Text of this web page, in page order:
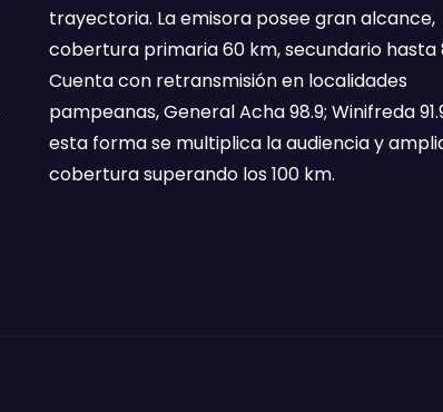
trayectoria. La emisora posee gran alcance,
cobertura primaria 60 km, secundario hasta
Cuenta con retransmisión en localidades
pampeanas, General Acha 98.9; Winifreda
esta forma se multiplica la audiencia y
cobertura superando los 100 km.